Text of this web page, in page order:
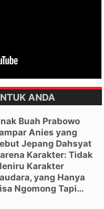
ANDA
Buah Prabowo
Anies yang
Jepang Dahsyat
Karakter: Tidak
Karakter
yang Hanya
Ngomong Tapi…